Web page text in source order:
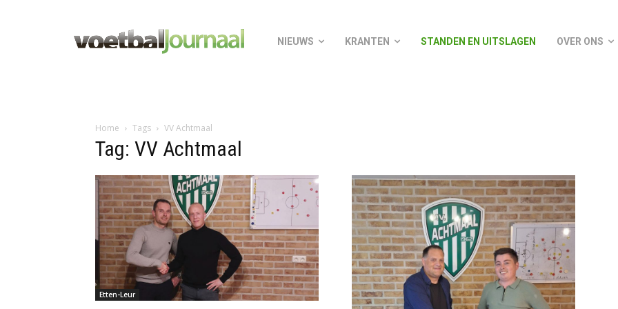
NIEUWS KRANTEN STANDEN EN UITSLAGEN OVER ONS
Home Tags VV Achtmaal
Tag: VV Achtmaal
Etten-Leur